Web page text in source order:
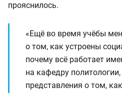
прояснилось.
«Ещё во время учёбы
о том, как устроены
почему всё работает
на кафедру
представления о том,